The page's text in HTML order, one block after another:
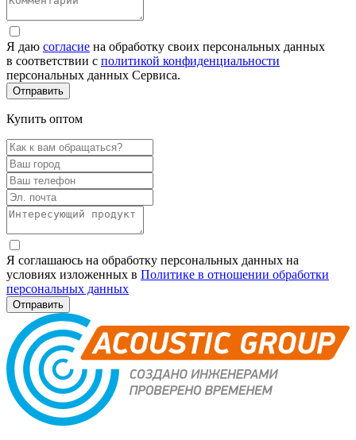
Я даю согласие на обработку своих персональных данных
в соответствии с политикой конфиденциальности
персональных данных Сервиса.
Купить оптом
Я соглашаюсь на обработку персональных данных на
условиях изложенных в Политике в отношении обработки
персональных данных